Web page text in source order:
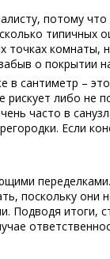
потому
типичных
точках комнаты,
о покрытии
в сантиметр –
рискует либо не
часто в
Если
поскольку они
Подводя итоги,